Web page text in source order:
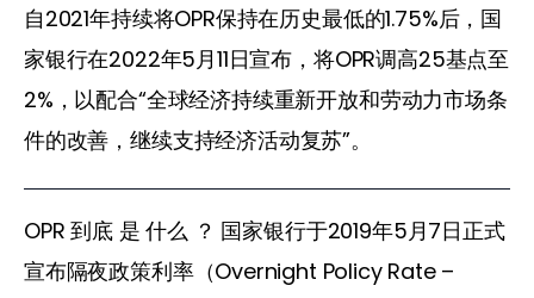
自2021年持续将OPR保持在历史最低的1.75%后，国
家银行在2022年5月11日宣布，将OPR调高25基点至
2%，以配合“全球经济持续重新开放和劳动力市场条
件的改善，继续支持经济活动复苏”。
OPR 到底 是 什么 ？ 国家银行于2019年5月7日正式
宣布隔夜政策利率（Overnight Policy Rate –